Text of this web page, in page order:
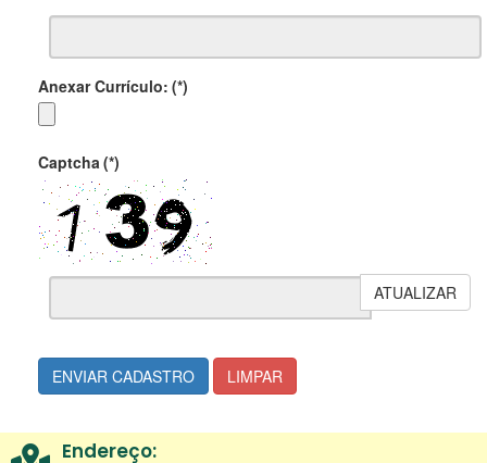
Anexar Currículo: (*)
Captcha (*)
ATUALIZAR
ENVIAR CADASTRO LIMPAR
Endereço: